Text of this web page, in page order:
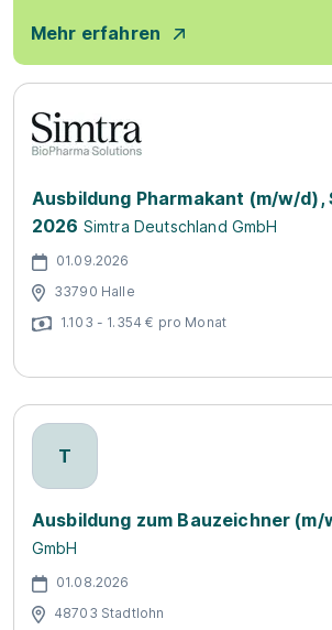
Mehr erfahren
Ausbildung Pharmakant (m/w/d),
2026 Simtra Deutschland GmbH
01.09.2026
33790 Halle
1.103 - 1.354 € pro Monat
T
Ausbildung zum Bauzeichner (m/
GmbH
01.08.2026
48703 Stadtlohn